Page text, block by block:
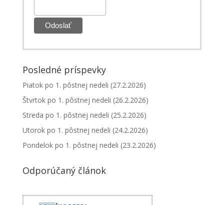
Posledné príspevky
Piatok po 1. pôstnej nedeli (27.2.2026)
Štvrtok po 1. pôstnej nedeli (26.2.2026)
Streda po 1. pôstnej nedeli (25.2.2026)
Utorok po 1. pôstnej nedeli (24.2.2026)
Pondelok po 1. pôstnej nedeli (23.2.2026)
Odporúčaný článok